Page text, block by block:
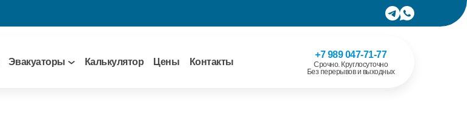
Эвакуаторы Калькулятор Цены Контакты
+7 989 047-71-77
Срочно. Круглосуточно
Без перерывов и выходных